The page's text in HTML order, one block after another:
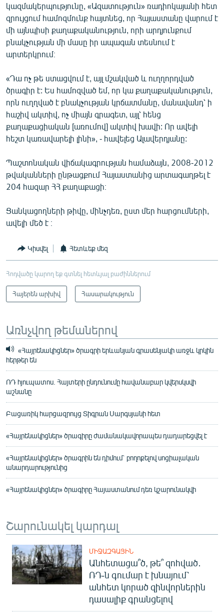
կազմակերպությունը, «Ազատություն» ռադիոկայանի հետ
զրույցում համոզմունք հայտնեց, որ Հայաստանը վարում է
մի այնպիսի քաղաքականություն, որի արդյունքում
բնակչության մի մասը իր ապագան տեսնում է
արտերկրում։
«Դա ոչ թե ստացվում է, այլ մշակված և ուղղորդված
ծրագիր է: Ես համոզված եմ, որ կա քաղաքականություն,
որն ուղղված է բնակչության կրճատմանը, մանավանդ՝ ի
հաշիվ ակտիվ, ոչ միայն գրագետ, այլ՝ հենց
քաղաքացիական [առումով] ակտիվ խավի: Որ ավելի
հեշտ կառավարելի լինի», - հավելեց Ալավերդյանը:
Պաշտոնական վիճակագրության համաձայն, 2008-2012
թվականների ընթացքում Հայաստանից արտագաղթել է
204 հազար ՀՀ քաղաքացի։
Ցանկացողների թիվը, մինչդեռ, ըստ մեր հարցումների,
ավելի մեծ է ։
Կիսվել Հետևեք մեզ
Հոդվածը կարող եք գտնել հետևյալ բաժիններում
Հայերեն արխիվ Հասարակություն
Առնչվող թեմաներով
«Հայրենակիցներ» ծրագրի երևանյան գրասենյակի առջև կրկին
հերթեր են
ՌԴ հյուպատոս. Հայտերի ընդունումը հավանաբար կվերսկսվի
աշնանը
Բացառիկ հարցազրույց Տիգրան Սարգսյանի հետ
«Հայրենակիցներ» ծրագիրը ժամանակավորապես դադարեցվել է
«Հայրենակիցներ» ծրագրին են դիմում` բողոքելով սոցիալական
անարդարությունից
«Հայրենակիցներ» ծրագիրը Հայաստանում դեռ կշարունակվի
Շարունակել կարդալ
ՄԻՋԱԶԳԱՅԻՆ
Անհետացա՞ծ, թե՞ զոհված․
ՌԴ-ն գումար է խնայում՝
անհետ կորած զինվորներին
դասալիք գրանցելով